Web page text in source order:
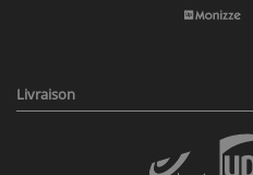
Livraison